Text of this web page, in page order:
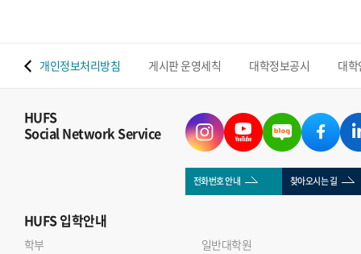
개인정보처리방침 게시판 운영세칙 대학정보공시 대
HUFS
Social Network Service
전화번호 안내 찾아오시는 길
HUFS입학안내
학부
일반대학원